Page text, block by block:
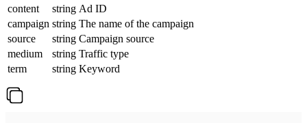
content
string Ad ID
campaign string The name of the campaign
source
string Campaign source
medium
string Traffic type
term
string Keyword